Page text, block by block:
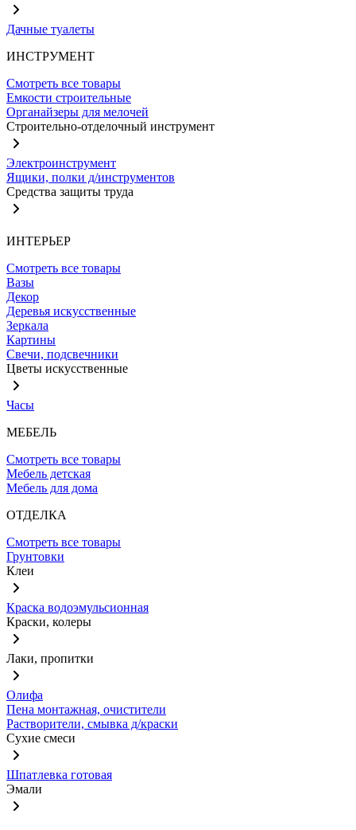
Дачные туалеты
ИНСТРУМЕНТ
Смотреть все товары
Емкости строительные
Органайзеры для мелочей
Строительно-отделочный инструмент
Электроинструмент
Ящики, полки д/инструментов
Средства защиты труда
ИНТЕРЬЕР
Смотреть все товары
Вазы
Декор
Деревья искусственные
Зеркала
Картины
Свечи, подсвечники
Цветы искусственные
Часы
МЕБЕЛЬ
Смотреть все товары
Мебель детская
Мебель для дома
ОТДЕЛКА
Смотреть все товары
Грунтовки
Клеи
Краска водоэмульсионная
Краски, колеры
Лаки, пропитки
Олифа
Пена монтажная, очистители
Растворители, смывка д/краски
Сухие смеси
Шпатлевка готовая
Эмали